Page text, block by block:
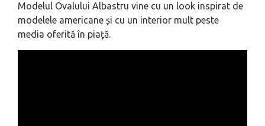
Modelul Ovalului Albastru vine cu un look inspirat de
modelele americane și cu un interior mult peste
media oferită în piață.